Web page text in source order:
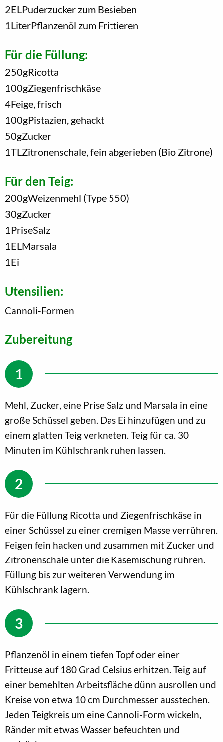
2EL Puderzucker zum Besieben
1 LiterPflanzenöl zum Frittieren
Für die Füllung:
250gRicotta
100gZiegenfrischkäse
4Feige, frisch
100gPistazien, gehackt
50gZucker
1TL Zitronenschale, fein abgerieben (Bio Zitrone)
Für den Teig:
200gWeizenmehl (Type 550)
30gZucker
1 PriseSalz
1 EL Marsala
1 Ei
Utensilien:
Cannoli-Formen
Zubereitung
Mehl, Zucker, eine Prise Salz und Marsala in eine
große Schüssel geben. Das Ei hinzufügen und zu
einem glatten Teig verkneten. Teig für ca. 30
Minuten im Kühlschrank ruhen lassen.
Für die Füllung Ricotta und Ziegenfrischkäse in
einer Schüssel zu einer cremigen Masse verrühren.
Feigen fein hacken und zusammen mit Zucker und
Zitronenschale unter die Käsemischung rühren.
Füllung bis zur weiteren Verwendung im
Kühlschrank lagern.
Pflanzenöl in einem tiefen Topf oder einer
Fritteuse auf 180 Grad Celsius erhitzen. Teig auf
einer bemehlten Arbeitsfläche dünn ausrollen und
Kreise von etwa 10 cm Durchmesser ausstechen.
Jeden Teigkreis um eine Cannoli-Form wickeln,
Ränder mit etwas Wasser befeuchten und